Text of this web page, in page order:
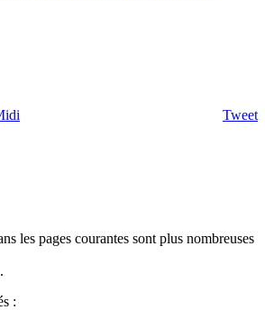
Tweet
les pages courantes sont plus nombreuses
: